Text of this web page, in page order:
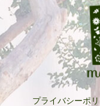
プライバシーポ